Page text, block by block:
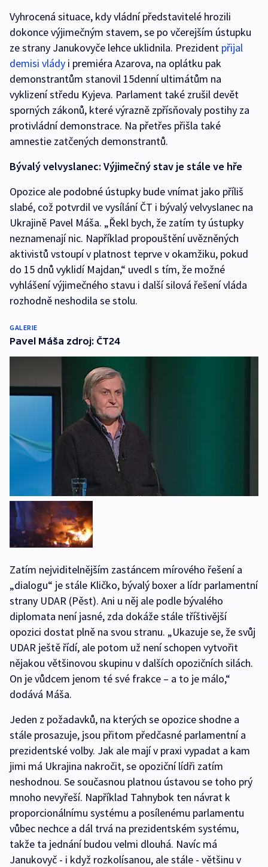
Vyhrocená situace, kdy vládní představitelé hrozili
dokonce výjimečným stavem, se po včerejším ústupku
ze strany Janukovyče lehce uklidnila. Prezident přijal
demisi vlády i premiéra Azarova, na oplátku pak
demonstrantům stanovil 15denní ultimátům na
vyklizení středu Kyjeva. Parlament také zrušil devět
sporných zákonů, které výrazně zpřísňovaly postihy za
protivládní demonstrace. Na přetřes přišla také
amnestie zatčených demonstrantů.
Bývalý velvyslanec: Výjimečný stav je stále ve hře
Opozice ale podobné ústupky bude vnímat jako příliš
slabé, což potvrdil ve vysílání ČT i bývalý velvyslanec na
Ukrajině Pavel Máša. „Řekl bych, že zatím ty ústupky
neznamenají nic. Například propouštění uvězněných
aktivistů vstoupí v platnost teprve v okamžiku, pokud
do 15 dnů vyklidí Majdan,“ uvedl s tím, že možné
vyhlášení výjimečného stavu i další silová řešení vláda
rozhodně neshodila se stolu.
GALERIE
Pavel Máša zdroj: ČT24
Zatím nejviditelnějším zastáncem mírového řešení a
„dialogu“ je stále Kličko, bývalý boxer a lídr parlamentní
strany UDAR (Pěst). Ani u něj ale podle bývalého
diplomata není jasné, zda dokáže stále tříštivější
opozici dostat plně na svou stranu. „Ukazuje se, že svůj
UDAR ještě řídí, ale potom už není schopen vytvořit
nějakou většinovou skupinu v dalších opozičních silách.
On je vůdcem jenom té své frakce – a to je málo,“
dodává Máša.
Jeden z požadavků, na kterých se opozice shodne a
stále prosazuje, jsou přitom předčasné parlamentní a
prezidentské volby. Jak ale mají v praxi vypadat a kam
jimi má Ukrajina nakročit, se opoziční lídři zatím
neshodnou. Se současnou platnou ústavou se toho prý
mnoho nevyřeší. Například Tahnybok ten návrat k
proporcionálnímu systému a posílenému parlamentu
vůbec nechce a dál trvá na prezidentském systému,
takže ta jednání budou velmi dlouhá. Navíc má
Janukovyč - i když rozkolísanou, ale stále - většinu v